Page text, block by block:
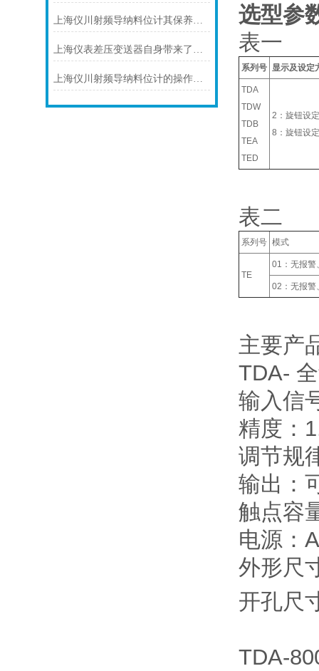
上海仪川射频导纳料位计其保养是很有讲究的
上海仪表差压变送器自身带来了怎样的功能
上海仪川射频导纳料位计的操作小技巧
选型参
表一
系列号 显示及设定
TDA
TDW
TDB
TEA
TED
2：旋钮设
8：旋钮设
表二
系列号 模式
TE
01：无报警
02：无报警
主要产
TDA-
输入信
精度：
调节规
输出：
触点容
电源：
外形尺
开孔尺
TDA-